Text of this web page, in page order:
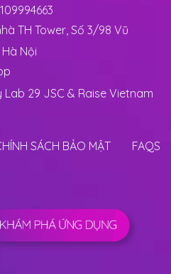
TH Tower, Số 3/98 Vũ
Nội
29 JSC & Raise Vietnam
SÁCH BẢO MẬT FAQS